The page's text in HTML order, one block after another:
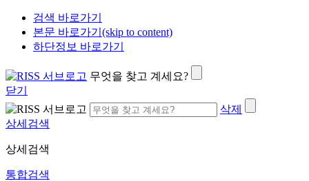
검색 바로가기
본문 바로가기(skip to content)
하단정보 바로가기
무엇을 찾고 계세요?
닫기
삭제
상세검색
상세검색
통합검색